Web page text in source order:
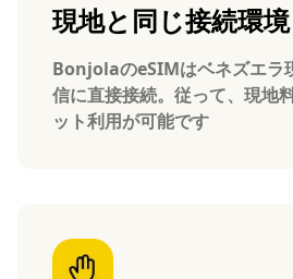
現地と同じ接続環境
BonjolaのeSIMはベネズエラ
信に直接接続。従って、現地
ット利用が可能です